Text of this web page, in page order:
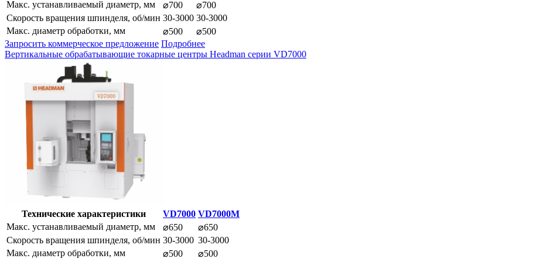
Макс. устанавливаемый диаметр, мм ⌀700
⌀700
Скорость вращения шпинделя, об/мин 30-3000 30-3000
Макс. диаметр обработки, мм
⌀500
⌀500
Запросить коммерческое предложение Подробнее
Вертикальные обрабатывающие токарные центры Headman серии VD7000
Технические характеристики VD7000 VD7000M
Макс. устанавливаемый диаметр, мм
⌀650
⌀650
Скорость вращения шпинделя, об/мин 30-3000 30-3000
Макс. диаметр обработки, мм
⌀500
⌀500